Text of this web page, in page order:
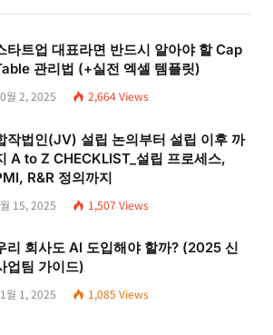
타트업 대표라면 반드시 알아야 할 Cap
관리법 (+실전 엑셀 템플릿)
월 2, 2025 2,664Views
작법인(JV) 설립 논의부터 설립 이후 까
A to Z CHECKLIST_설립 프로세스,
R&R 정의까지
15, 2025 1,507 Views
리 회사도 AI 도입해야 할까? (2025 신
업팀 가이드)
월 1, 2025 1,085 Views